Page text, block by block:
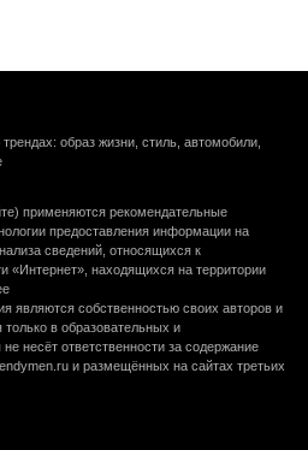
образ жизни, стиль, автомобили,
применяются рекомендательные
предоставления информации на
сведений, относящихся к
«Интернет», находящихся на территории
являются собственностью своих авторов и
в образовательных и
несёт ответственности за содержание
и размещённых на сайтах третьих